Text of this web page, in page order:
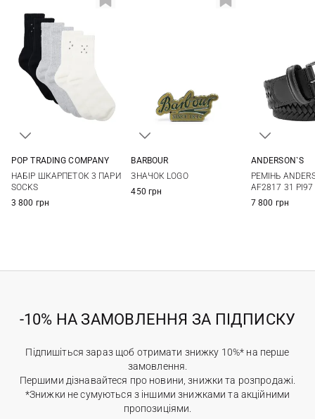
POP TRADING COMPANY
НАБІР ШКАРПЕТОК 3 ПАРИ
SOCKS
3 800 грн
BARBOUR
ЗНАЧОК LOGO
450 грн
105
110
ANDERSON`S
РЕМІНЬ
AF2817 31 PI97
7 800 грн
-10% НА ЗАМОВЛЕННЯ ЗА ПІДПИСКУ
Підпишіться зараз щоб отримати знижку 10%* на перше
замовлення.
Першими дізнавайтеся про новини, знижки та розпродажі.
*Знижки не сумуються з іншими знижками та акційними
пропозиціями.